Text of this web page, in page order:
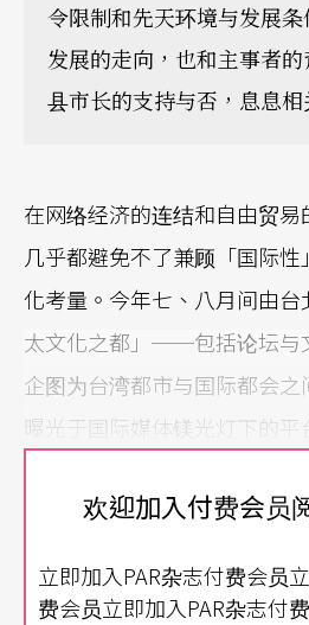
令限制和先天环境与发展
发展的走向，也和主事者
县市长的支持与否，息息相
在网络经济的连结和自由贸
几乎都避免不了兼顾「国际
化考量。今年七、八月间由
太文化之都」──包括论坛与
企图为台湾都市与国际都会
曝光于国际媒体镁光灯下的
的因素，造成少数县市抵制参
憾；再者，由于其他县市无法
欢迎加入付费会员
立即加入PAR杂志付费会员
费会员立即加入PAR杂志付